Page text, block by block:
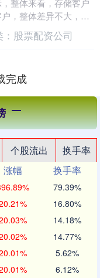
整体来看，存储客户
，整体差异不大，逻
。具体客户的采购份
股票配资公司
完成
个股流出
换手率
涨幅
换手率
79.39%
16.80%
14.18%
14.77%
5.62%
6.12%